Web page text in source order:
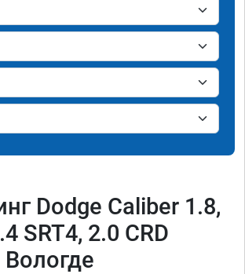
Dodge Caliber 1.8,
SRT4, 2.0 CRD